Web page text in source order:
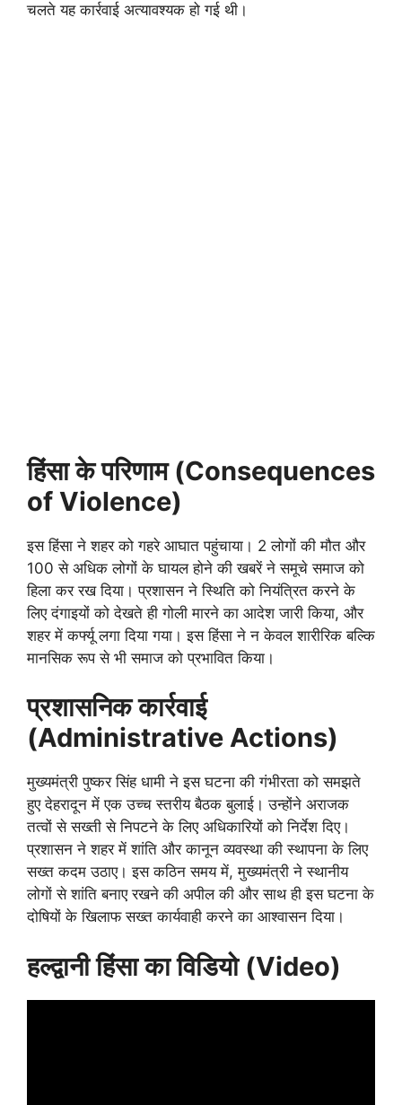
चलते यह कार्रवाई अत्यावश्यक हो गई थी।
हिंसा के परिणाम (Consequences
of Violence)
इस हिंसा ने शहर को गहरे आघात पहुंचाया। 2 लोगों की मौत और
100 से अधिक लोगों के घायल होने की खबरें ने समूचे समाज को
हिला कर रख दिया। प्रशासन ने स्थिति को नियंत्रित करने के
लिए दंगाइयों को देखते ही गोली मारने का आदेश जारी किया, और
शहर में कर्फ्यू लगा दिया गया। इस हिंसा ने न केवल शारीरिक बल्कि
मानसिक रूप से भी समाज को प्रभावित किया।
प्रशासनिक कार्रवाई
(Administrative Actions)
मुख्यमंत्री पुष्कर सिंह धामी ने इस घटना की गंभीरता को समझते
हुए देहरादून में एक उच्च स्तरीय बैठक बुलाई। उन्होंने अराजक
तत्वों से सख्ती से निपटने के लिए अधिकारियों को निर्देश दिए।
प्रशासन ने शहर में शांति और कानून व्यवस्था की स्थापना के लिए
सख्त कदम उठाए। इस कठिन समय में, मुख्यमंत्री ने स्थानीय
लोगों से शांति बनाए रखने की अपील की और साथ ही इस घटना के
दोषियों के खिलाफ सख्त कार्यवाही करने का आश्वासन दिया।
हल्द्वानी हिंसा का विडियो (Video)